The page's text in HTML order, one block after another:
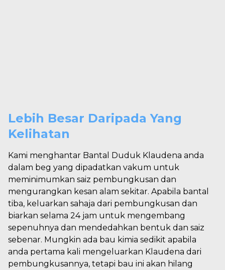
Lebih Besar Daripada Yang
Kelihatan
Kami menghantar Bantal Duduk Klaudena anda
dalam beg yang dipadatkan vakum untuk
meminimumkan saiz pembungkusan dan
mengurangkan kesan alam sekitar. Apabila bantal
tiba, keluarkan sahaja dari pembungkusan dan
biarkan selama 24 jam untuk mengembang
sepenuhnya dan mendedahkan bentuk dan saiz
sebenar. Mungkin ada bau kimia sedikit apabila
anda pertama kali mengeluarkan Klaudena dari
pembungkusannya, tetapi bau ini akan hilang